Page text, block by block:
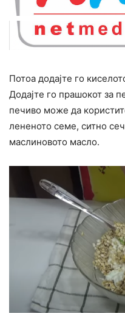
Потоа додајте го
Додајте го прашокот за
печиво може да
лененото семе, ситно
маслиновото масло.